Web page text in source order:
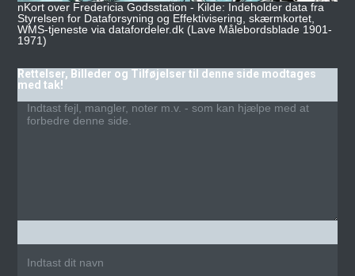
nKort over Fredericia Godsstation - Kilde: Indeholder data fra
Styrelsen for Dataforsyning og Effektivisering, skærmkortet,
WMS-tjeneste via datafordeler.dk (Lave Målebordsblade 1901-
1971)
Rettelser, Billeder og Tilføjelser til denne side modtages
med tak!